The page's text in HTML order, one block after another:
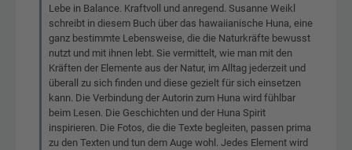
Lebe in Balance. Kraftvoll und anregend. Susanne Weikl
schreibt in diesem Buch über das hawaiianische Huna, eine
ganz bestimmte Lebensweise, die die Naturkräfte bewusst
nutzt und mit ihnen lebt. Sie vermittelt, wie man mit den
Kräften der Elemente aus der Natur, im Alltag jederzeit und
überall zu sich finden und diese gezielt für sich einsetzen
kann. Die Verbindung der Autorin zum Huna wird fühlbar
beim Lesen. Die Geschichten und der Huna Spirit
inspirieren. Die Fotos, die die Texte begleiten, passen prima
zu den Texten und tun dem Auge wohl. Jedes Element wird